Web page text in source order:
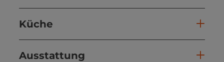
Küche
Ausstattung